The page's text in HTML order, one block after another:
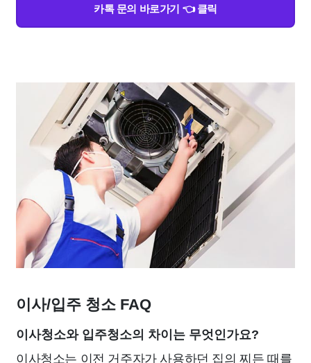
카톡 문의 바로가기 👈 클릭
이사/입주 청소 FAQ
이사청소와 입주청소의 차이는 무엇인가요?
이사청소는 이전 거주자가 사용하던 집의 찌든 때를